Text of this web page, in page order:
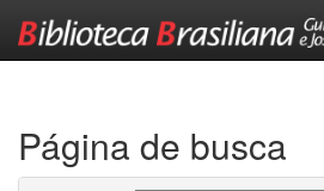
Página de busca